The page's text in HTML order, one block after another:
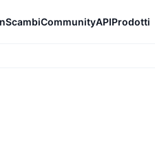
ScambiCommunityAPIProdotti